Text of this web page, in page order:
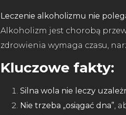
Leczenie alkoholizmu nie
Alkoholizm jest chorobą
zdrowienia wymaga czasu,
Kluczowe fakty:
Silna wola nie leczy
Nie trzeba „osiągać dna”,